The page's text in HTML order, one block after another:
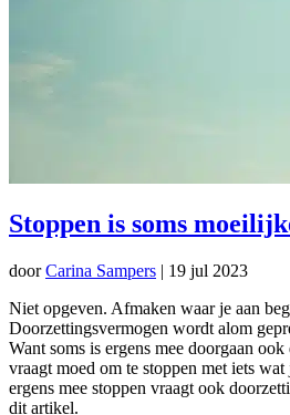
Stoppen is soms
doorCarina Sampers | 19 jul 2023
Niet opgeven. Afmaken waar je aan
Doorzettingsvermogen wordt alom
Want soms is ergens mee doorgaan
vraagt moed om te stoppen met iets
ergens mee stoppen vraagt ook
dit artikel.